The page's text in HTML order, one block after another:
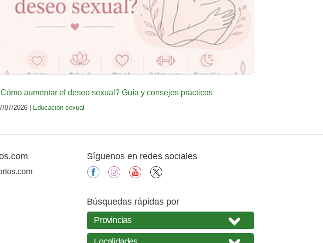
aumentar el deseo sexual? Guía y consejos prácticos
07/2026 | Educación sexual
Síguenos en redes sociales
facebookinstagramyoutube
Búsquedas rápidas por